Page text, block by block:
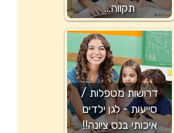
תקווה…
דרושות מטפלות /
סייעות - לגן ילדים
איכותי בנס ציונה!!